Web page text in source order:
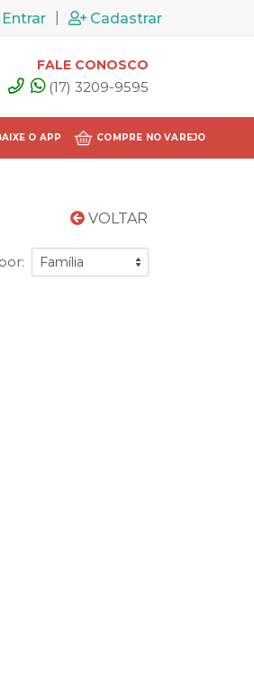
Entrar Cadastrar
FALE CONOSCO
(17) 3209-9595
O APP COMPRE NO VAREJO
VOLTAR